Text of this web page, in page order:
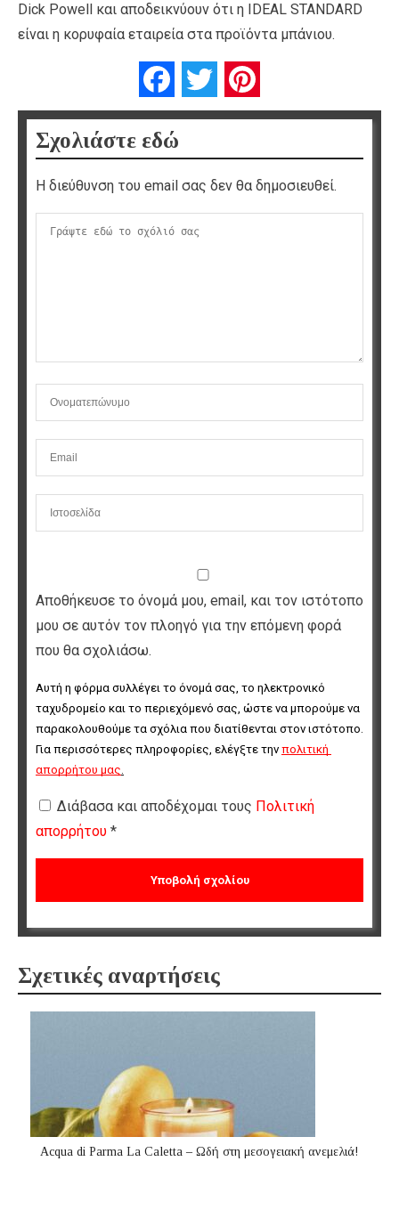
Dick Powell και αποδεικνύουν ότι η IDEAL STANDARD
είναι η κορυφαία εταιρεία στα προϊόντα μπάνιου.
FacebookTwitter
Σχολιάστε εδώ
Η διεύθυνση του email σας δεν θα δημοσιευθεί.
Αποθήκευσε το όνομά μου, email, και τον ιστότοπο
μου σε αυτόν τον πλοηγό για την επόμενη φορά
που θα σχολιάσω.
Αυτή η φόρμα συλλέγει το όνομά σας, το ηλεκτρονικό
ταχυδρομείο και το περιεχόμενό σας, ώστε να μπορούμε να
παρακολουθούμε τα σχόλια που διατίθενται στον ιστότοπο.
Για περισσότερες πληροφορίες, ελέγξτε την πολιτική
απορρήτου μας.
Διάβασα και αποδέχομαι τους Πολιτική
απορρήτου *
Σχετικές αναρτήσεις
Acqua di Parma La Caletta – Ωδή στη μεσογειακή ανεμελιά!